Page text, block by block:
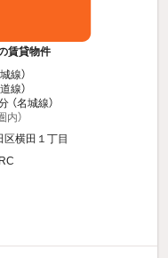
賃貸物件
線）
線）
（名城線）
）
区横田１丁目